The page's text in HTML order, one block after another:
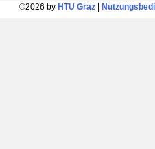
©2026 by HTU Graz|